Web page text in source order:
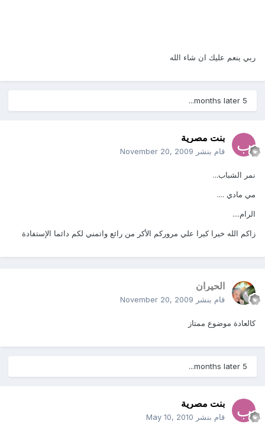
ربي ينعم عليك ان شاء الله
5 months later...
بنت مصرية
قام بنشر November 20, 2009
نمر الشباب...
مي مادي ....
الرام....
زاكم الله خيرا كيرا علي مروركم الأكر من رائع واتمني لكم دائما الإستفادة
الحيران
قام بنشر November 20, 2009
كالعادة موضوع ممتاز
5 months later...
بنت مصرية
قام بنشر May 10, 2010